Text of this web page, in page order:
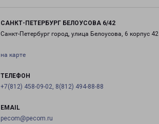
САНКТ-ПЕТЕРБУРГ БЕЛОУСОВА 6/42
Санкт-Петербург город, улица Белоусова, 6 корпус 42
на карте
ТЕЛЕФОН
+7(812) 458-09-02, 8(812) 494-88-88
EMAIL
pecom@pecom.ru